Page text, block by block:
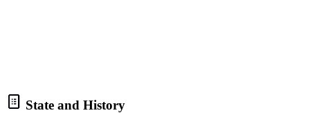
State and History